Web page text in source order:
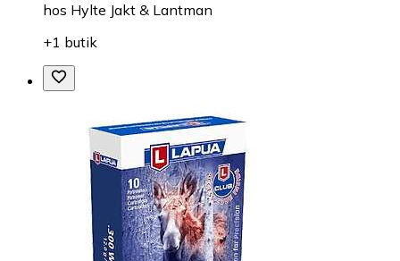
hos Hylte Jakt & Lantman
+1 butik